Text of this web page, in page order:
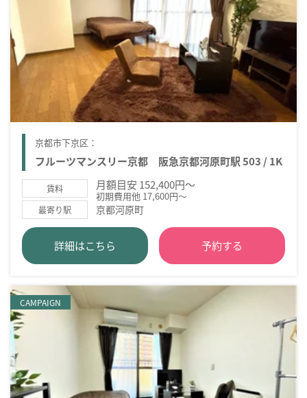
京都市下京区：
フルーツマンスリー京都 阪急京都河原町駅 503 / 1K
賃料 月額目安 152,400円～
初期費用他 17,600円～
最寄り駅 京都河原町
詳細はこちら 予約する
CAMPAIGN